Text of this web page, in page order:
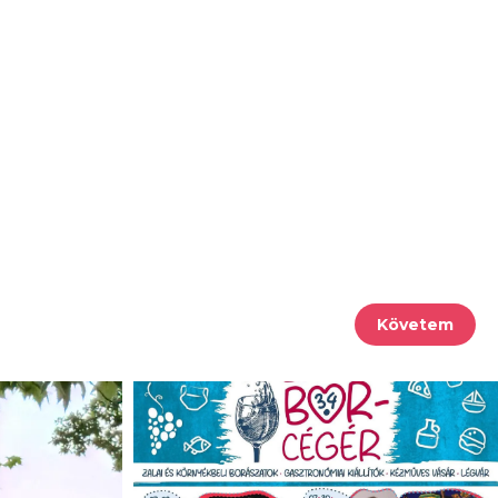
Követem